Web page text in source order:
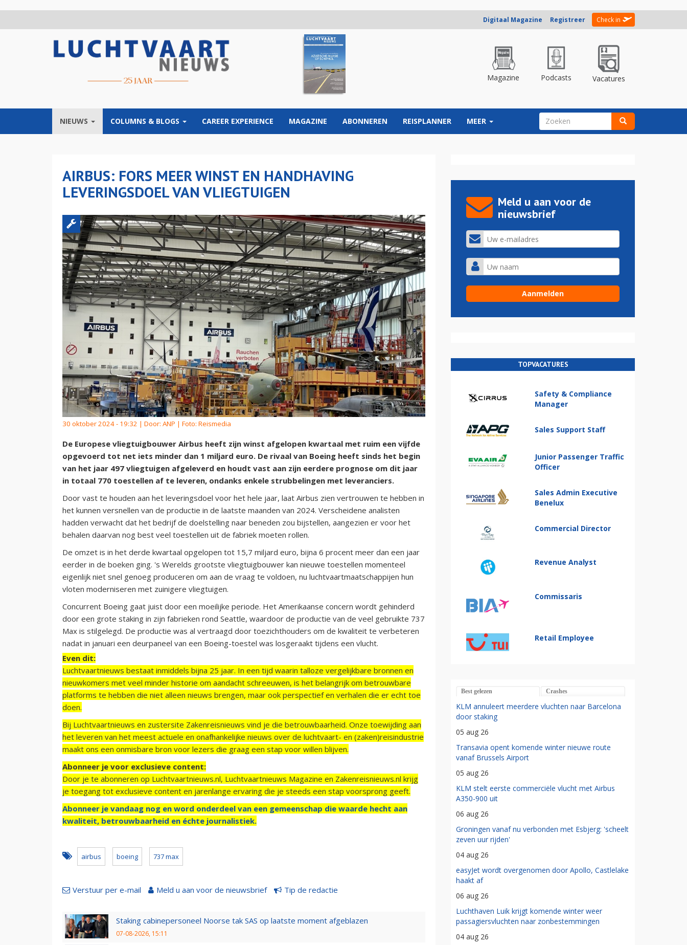
Digitaal Magazine Registreer Check in
Magazine Podcasts Vacatures
NIEUWS COLUMNS & BLOGS CAREER EXPERIENCE MAGAZINE ABONNEREN REISPLANNER MEER ZOEKVELD
AIRBUS: FORS MEER WINST EN HANDHAVING
LEVERINGSDOEL VAN VLIEGTUIGEN
30 oktober 2024 - 19:32 | Door: ANP | Foto: Reismedia
De Europese vliegtuigbouwer Airbus heeft zijn winst afgelopen kwartaal met ruim een vijfde
opgevoerd tot net iets minder dan 1 miljard euro. De rivaal van Boeing heeft sinds het begin
van het jaar 497 vliegtuigen afgeleverd en houdt vast aan zijn eerdere prognose om dit jaar
in totaal 770 toestellen af te leveren, ondanks enkele strubbelingen met leveranciers.
Door vast te houden aan het leveringsdoel voor het hele jaar, laat Airbus zien vertrouwen te hebben in
het kunnen versnellen van de productie in de laatste maanden van 2024. Verscheidene analisten
hadden verwacht dat het bedrijf de doelstelling naar beneden zou bijstellen, aangezien er voor het
behalen daarvan nog best veel toestellen uit de fabriek moeten rollen.
De omzet is in het derde kwartaal opgelopen tot 15,7 miljard euro, bijna 6 procent meer dan een jaar
eerder in de boeken ging. 's Werelds grootste vliegtuigbouwer kan nieuwe toestellen momenteel
eigenlijk niet snel genoeg produceren om aan de vraag te voldoen, nu luchtvaartmaatschappijen hun
vloten moderniseren met zuinigere vliegtuigen.
Concurrent Boeing gaat juist door een moeilijke periode. Het Amerikaanse concern wordt gehinderd
door een grote staking in zijn fabrieken rond Seattle, waardoor de productie van de veel gebruikte 737
Max is stilgelegd. De productie was al vertraagd door toezichthouders om de kwaliteit te verbeteren
nadat in januari een deurpaneel van een Boeing-toestel was losgeraakt tijdens een vlucht.
Even dit:
Luchtvaartnieuws bestaat inmiddels bijna 25 jaar. In een tijd waarin talloze vergelijkbare bronnen en
nieuwkomers met veel minder historie om aandacht schreeuwen, is het belangrijk om betrouwbare
platforms te hebben die niet alleen nieuws brengen, maar ook perspectief en verhalen die er echt toe
doen.
Bij Luchtvaartnieuws en zustersite Zakenreisnieuws vind je die betrouwbaarheid. Onze toewijding aan
het leveren van het meest actuele en onafhankelijke nieuws over de luchtvaart- en (zaken)reisindustrie
maakt ons een onmisbare bron voor lezers die graag een stap voor willen blijven.
Abonneer je voor exclusieve content:
Door je te abonneren op Luchtvaartnieuws.nl, Luchtvaartnieuws Magazine en Zakenreisnieuws.nl krijg
je toegang tot exclusieve content en jarenlange ervaring die je steeds een stap voorsprong geeft.
Abonneer je vandaag nog en word onderdeel van een gemeenschap die waarde hecht aan
kwaliteit, betrouwbaarheid en échte journalistiek.
airbus boeing 737 max
Verstuur per e-mail Meld u aan voor de nieuwsbrief Tip de redactie
Staking cabinepersoneel Noorse tak SAS op laatste moment afgeblazen
07-08-2026, 15:11
Meld u aan voor de
nieuwsbrief
TOPVACATURES
Safety & Compliance
Manager
Sales Support Staff
Junior Passenger Traffic
Officer
Sales Admin Executive
Benelux
Commercial Director
Revenue Analyst
Commissaris
Retail Employee
Best gelezen Crashes
KLM annuleert meerdere vluchten naar Barcelona
door staking
05 aug 26
Transavia opent komende winter nieuwe route
vanaf Brussels Airport
05 aug 26
KLM stelt eerste commerciële vlucht met Airbus
A350-900 uit
06 aug 26
Groningen vanaf nu verbonden met Esbjerg: 'scheelt
zeven uur rijden'
04 aug 26
easyJet wordt overgenomen door Apollo, Castlelake
haakt af
06 aug 26
Luchthaven Luik krijgt komende winter weer
passagiersvluchten naar zonbestemmingen
04 aug 26